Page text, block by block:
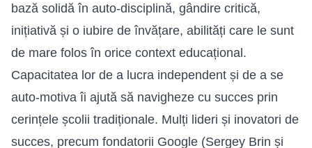
bază solidă în auto-disciplină, gândire critică,
inițiativă și o iubire de învățare, abilități care le sunt
de mare folos în orice context educațional.
Capacitatea lor de a lucra independent și de a se
auto-motiva îi ajută să navigheze cu succes prin
cerințele școlii tradiționale. Mulți lideri și inovatori de
succes, precum fondatorii Google (Sergey Brin și